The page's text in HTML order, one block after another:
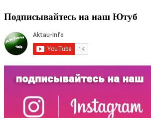
Подписывайтесь на наш Ютуб